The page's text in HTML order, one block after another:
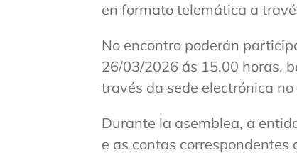
en formato telemática a
No encontro poderán
26/03/2026 ás 15.00 horas,
través da sede electrónica
Durante la asemblea, a
e as contas